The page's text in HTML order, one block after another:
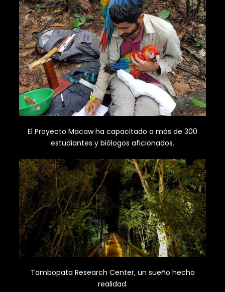
El Proyecto Macaw ha capacitado a más de 300
estudiantes y biólogos aficionados.
Tambopata Research Center, un sueño hecho
realidad.